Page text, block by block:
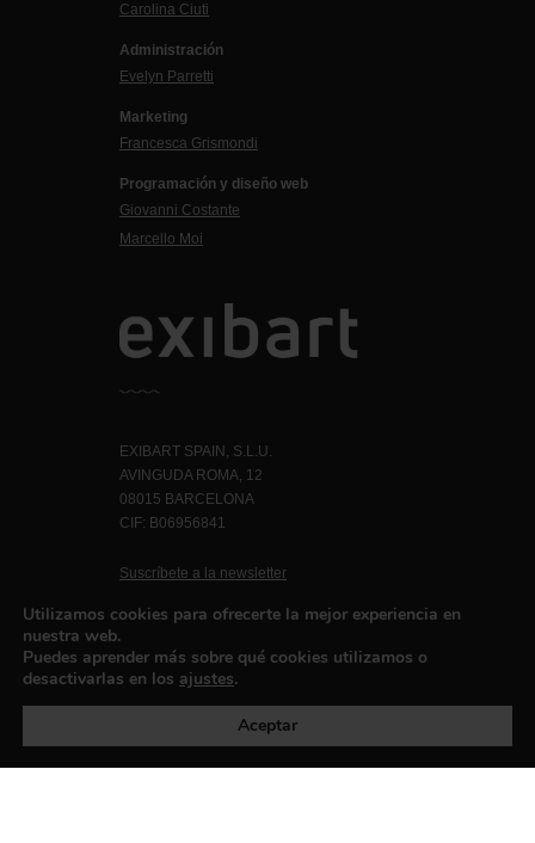
Carolina Ciuti
Administración
Evelyn Parretti
Marketing
Francesca Grismondi
Programación y diseño web
Giovanni Costante
Marcello Moi
EXIBART SPAIN, S.L.U.
AVINGUDA ROMA, 12
08015 BARCELONA
CIF: B06956841
Suscríbete a la newsletter
Política de privacidad
Utilizamos cookies para ofrecerte la mejor experiencia en
nuestra web.
Puedes aprender más sobre qué cookies utilizamos o
desactivarlas en los ajustes.
Aceptar